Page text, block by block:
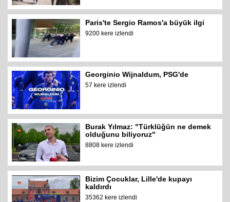
Paris'te Sergio Ramos'a büyük ilgi
9200 kere izlendi
Georginio Wijnaldum, PSG'de
57 kere izlendi
Burak Yılmaz: "Türklüğün ne demek
olduğunu biliyoruz"
8808 kere izlendi
Bizim Çocuklar, Lille'de kupayı
kaldırdı
35362 kere izlendi